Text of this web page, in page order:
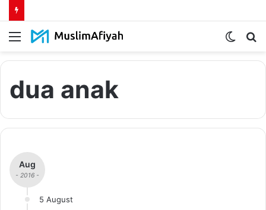
Menu
Switch
dua anak
Aug
- 2016 -
5 August